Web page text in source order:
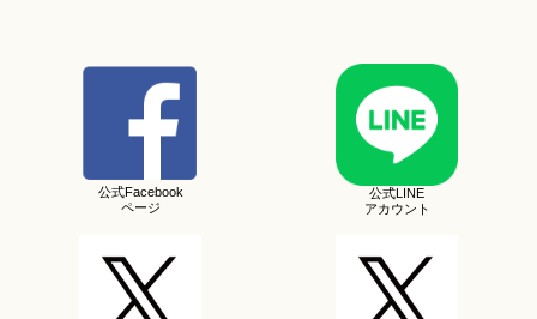
公式Facebook
ページ
公式LINE
アカウント